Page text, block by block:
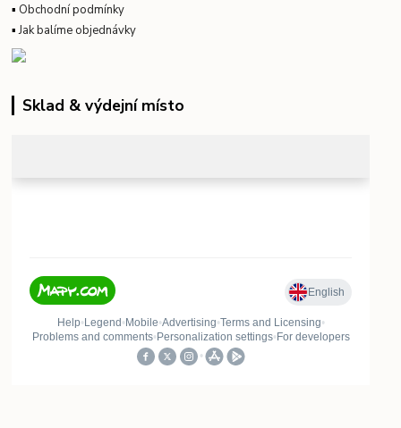
▪ Obchodní podmínky
▪Jak balíme objednávky
Sklad & výdejní místo